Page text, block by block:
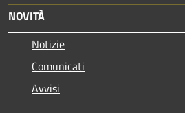
NOVITÀ
Notizie
Comunicati
Avvisi